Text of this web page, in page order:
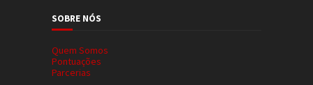
SOBRE NÓS
Quem Somos
Pontuações
Parcerias